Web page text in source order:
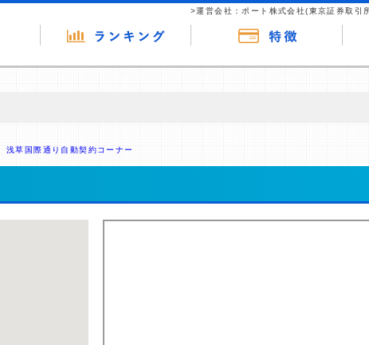
>運営会社：ポート株式会社(東京証券取引
す。
浅草国際通り自動契約コーナー